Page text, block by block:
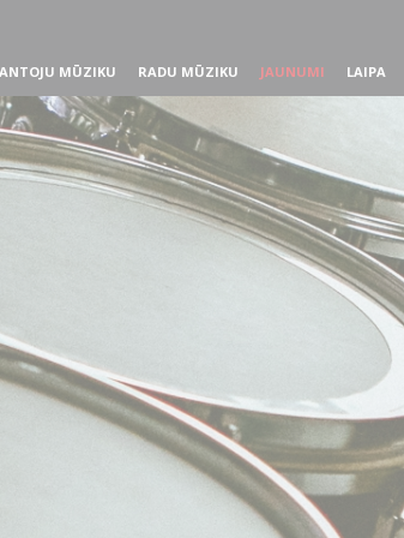
MŪZIKU RADU MŪZIKU JAUNUMI LAIPA